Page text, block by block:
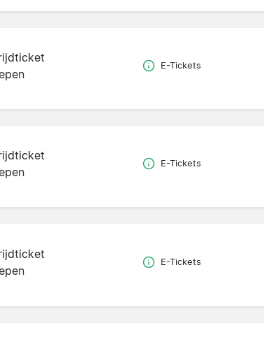
E-Tickets
E-Tickets
E-Tickets